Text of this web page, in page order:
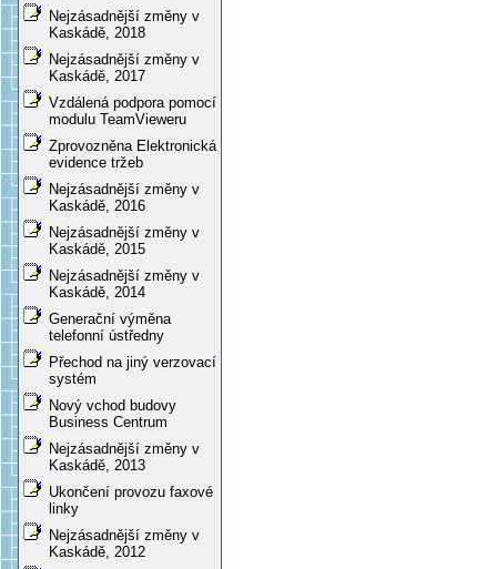
Nejzásadnější změny v
Kaskádě, 2018
Nejzásadnější změny v
Kaskádě, 2017
Vzdálená podpora pomocí
modulu TeamVieweru
Zprovozněna Elektronická
evidence tržeb
Nejzásadnější změny v
Kaskádě, 2016
Nejzásadnější změny v
Kaskádě, 2015
Nejzásadnější změny v
Kaskádě, 2014
Generační výměna
telefonní ústředny
Přechod na jiný verzovací
systém
Nový vchod budovy
Business Centrum
Nejzásadnější změny v
Kaskádě, 2013
Ukončení provozu faxové
linky
Nejzásadnější změny v
Kaskádě, 2012